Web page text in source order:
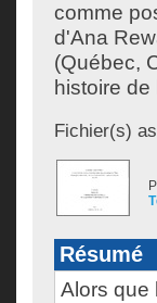
comme
d'Ana
(Québec,
histoire de
Fichier(s)
Résumé
Alors que